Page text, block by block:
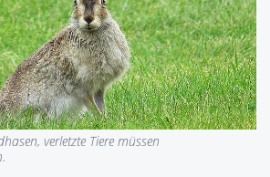
verletzte Tiere müssen